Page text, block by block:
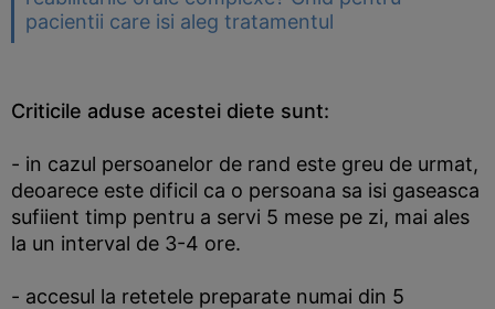
pacientii care isi aleg tratamentul
Criticile aduse acestei diete sunt:
- in cazul persoanelor de rand este greu de urmat,
deoarece este dificil ca o persoana sa isi gaseasca
sufiient timp pentru a servi 5 mese pe zi, mai ales
la un interval de 3-4 ore.
- accesul la retetele preparate numai din 5